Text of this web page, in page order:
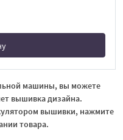
машины, вы можете
вышивка дизайна.
вышивки, нажмите
товара.